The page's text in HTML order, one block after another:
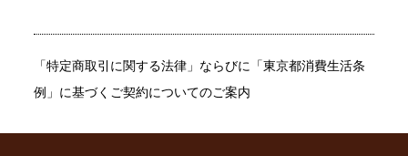
「特定商取引に関する法律」ならびに「東京都消費生活条
例」に基づくご契約についてのご案内